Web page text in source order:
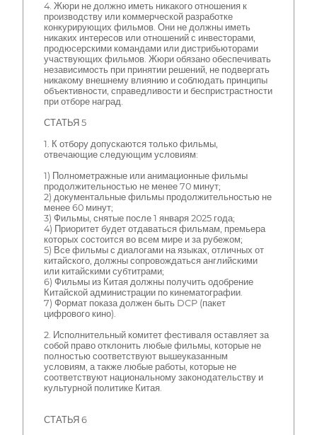
4. Жюри не должно иметь никакого отношения к
производству или коммерческой разработке
конкурирующих фильмов. Они не должны иметь
никаких интересов или отношений с инвесторами,
продюсерскими командами или дистрибьюторами
участвующих фильмов. Жюри обязано обеспечивать
независимость при принятии решений, не подвергать
никакому внешнему влиянию и соблюдать принципы
объективности, справедливости и беспристрастности
при отборе наград.
СТАТЬЯ 5
1. К отбору допускаются только фильмы,
отвечающие следующим условиям:
1) Полнометражные или анимационные фильмы
продолжительностью не менее 70 минут;
2) документальные фильмы продолжительностью не
менее 60 минут;
3) Фильмы, снятые после 1 января 2025 года;
4) Приоритет будет отдаваться фильмам, премьера
которых состоится во всем мире и за рубежом;
5) Все фильмы с диалогами на языках, отличных от
китайского, должны сопровождаться английскими
или китайскими субтитрами;
6) Фильмы из Китая должны получить одобрение
Китайской администрации по кинематографии.
7) Формат показа должен быть DCP (пакет
цифрового кино).
2. Исполнительный комитет фестиваля оставляет за
собой право отклонить любые фильмы, которые не
полностью соответствуют вышеуказанным
условиям, а также любые работы, которые не
соответствуют национальному законодательству и
культурной политике Китая.
СТАТЬЯ 6